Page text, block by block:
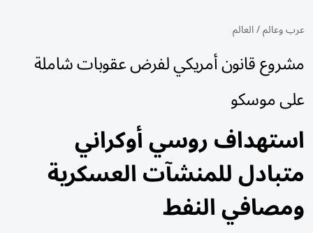
عرب وعالم/العالم
مشروع قانون أمريكي لفرض عقوبات شاملة
على موسكو
استهداف روسي أوكراني
متبادل للمنشآت العسكرية
ومصافي النفط